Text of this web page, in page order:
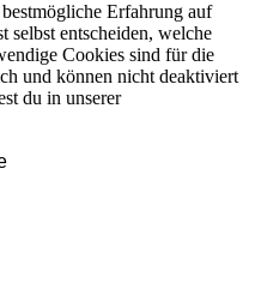
Erfahrung auf
selbst entscheiden, welche
Cookies sind für die
und können nicht deaktiviert
du in unserer